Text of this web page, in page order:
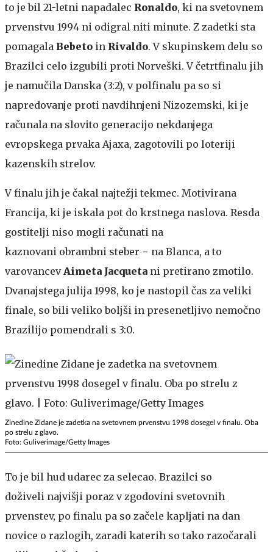
to je bil 21-letni napadalec Ronaldo, ki na svetovnem
prvenstvu 1994 ni odigral niti minute. Z zadetki sta
pomagala Bebeto in Rivaldo. V skupinskem delu so
Brazilci celo izgubili proti Norveški. V četrtfinalu jih
je namučila Danska (3:2), v polfinalu pa so si
napredovanje proti navdihnjeni Nizozemski, ki je
računala na slovito generacijo nekdanjega
evropskega prvaka Ajaxa, zagotovili po loteriji
kazenskih strelov.
V finalu jih je čakal najtežji tekmec. Motivirana
Francija, ki je iskala pot do krstnega naslova. Resda
gostitelji niso mogli računati na
kaznovani obrambni steber − na Blanca, a to
varovancev Aimeta Jacqueta ni pretirano zmotilo.
Dvanajstega julija 1998, ko je nastopil čas za veliki
finale, so bili veliko boljši in presenetljivo nemočno
Brazilijo pomendrali s 3:0.
Zinedine Zidane je zadetka na svetovnem prvenstvu 1998 dosegel v finalu. Oba
po strelu z glavo.
Foto: Guliverimage/Getty Images
To je bil hud udarec za selecao. Brazilci so
doživeli najvišji poraz v zgodovini svetovnih
prvenstev, po finalu pa so začele kapljati na dan
novice o razlogih, zaradi katerih so tako razočarali